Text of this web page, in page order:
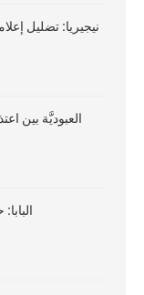
نيجيريا: تضليل
العبوديَّة بين